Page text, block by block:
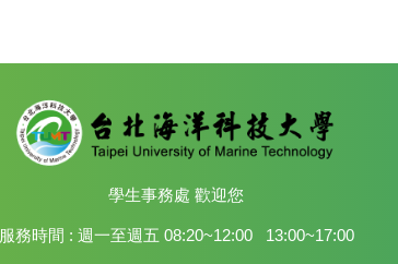
學生事務處 歡迎您
服務時間 : 週一至週五 08:20~12:00 13:00~17:00